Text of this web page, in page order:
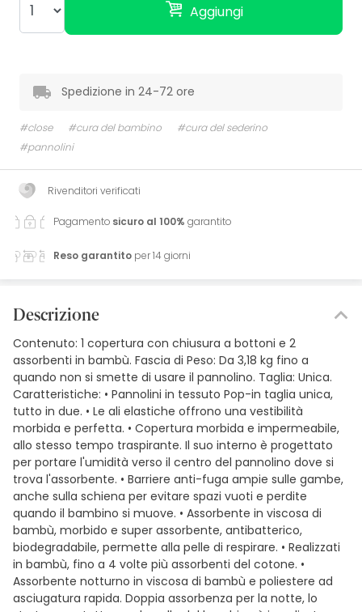
Aggiungi
Spedizione in 24-72 ore
#close #cura del bambino
#cura del sederino
#pannolini
Rivenditori verificati
Pagamento sicuro al 100% garantito
Reso garantito per 14 giorni
Descrizione
Contenuto: 1 copertura con chiusura a bottoni e 2
assorbenti in bambù. Fascia di Peso: Da 3,18 kg fino a
quando non si smette di usare il pannolino. Taglia: Unica.
Caratteristiche: • Pannolini in tessuto Pop-in taglia unica,
tutto in due. • Le ali elastiche offrono una vestibilità
morbida e perfetta. • Copertura morbida e impermeabile,
allo stesso tempo traspirante. Il suo interno è progettato
per portare l'umidità verso il centro del pannolino dove si
trova l'assorbente. • Barriere anti-fuga ampie sulle gambe,
anche sulla schiena per evitare spazi vuoti e perdite
quando il bambino si muove. • Assorbente in viscosa di
bambù, morbido e super assorbente, antibatterico,
biodegradabile, permette alla pelle di respirare. • Realizzati
in bambù, fino a 4 volte più assorbenti del cotone. •
Assorbente notturno in viscosa di bambù e poliestere ad
asciugatura rapida. Doppia assorbenza per la notte, lo